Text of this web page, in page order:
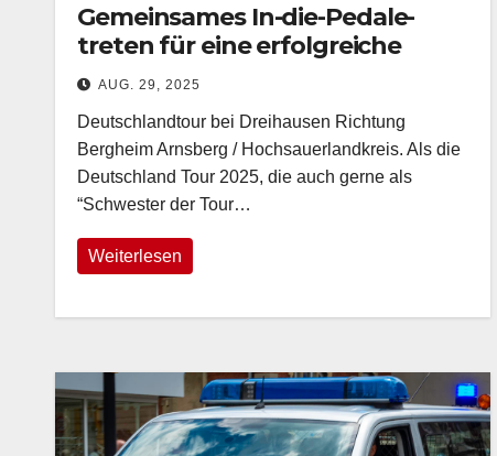
Gemeinsames In-die-Pedale-
treten für eine erfolgreiche
Deutschlandtour durch den
AUG. 29, 2025
Deutschlandtour bei Dreihausen Richtung
Bergheim Arnsberg / Hochsauerlandkreis. Als die
Deutschland Tour 2025, die auch gerne als
“Schwester der Tour…
Weiterlesen